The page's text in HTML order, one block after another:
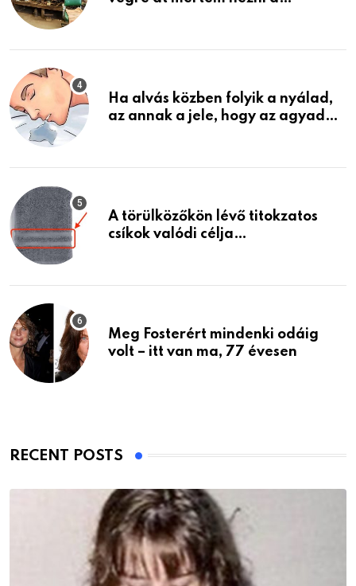
életemet
Ha alvás közben folyik a nyálad,
az annak a jele, hogy az agyad…
A törülközőkön lévő titokzatos
csíkok valódi célja…
Meg Fosterért mindenki odáig
volt – itt van ma, 77 évesen
RECENT POSTS